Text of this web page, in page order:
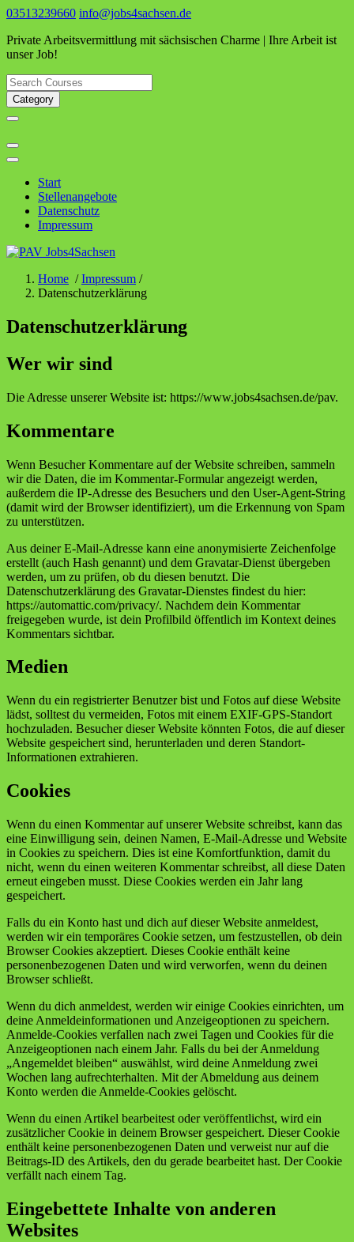
Skip
content
03513239660 info@jobs4sachsen.de
Private Arbeitsvermittlung mit sächsischen Charme | Ihre Arbeit ist
unser Job!
Category
Start
Stellenangebote
Datenschutz
Impressum
Home /Impressum /
Datenschutzerklärung
Datenschutzerklärung
Wer wir sind
Die Adresse unserer Website ist: https://www.jobs4sachsen.de/pav.
Kommentare
Wenn Besucher Kommentare auf der Website schreiben, sammeln
wir die Daten, die im Kommentar-Formular angezeigt werden,
außerdem die IP-Adresse des Besuchers und den User-Agent-String
(damit wird der Browser identifiziert), um die Erkennung von Spam
zu unterstützen.
Aus deiner E-Mail-Adresse kann eine anonymisierte Zeichenfolge
erstellt (auch Hash genannt) und dem Gravatar-Dienst übergeben
werden, um zu prüfen, ob du diesen benutzt. Die
Datenschutzerklärung des Gravatar-Dienstes findest du hier:
https://automattic.com/privacy/. Nachdem dein Kommentar
freigegeben wurde, ist dein Profilbild öffentlich im Kontext deines
Kommentars sichtbar.
Medien
Wenn du ein registrierter Benutzer bist und Fotos auf diese Website
lädst, solltest du vermeiden, Fotos mit einem EXIF-GPS-Standort
hochzuladen. Besucher dieser Website könnten Fotos, die auf dieser
Website gespeichert sind, herunterladen und deren Standort-
Informationen extrahieren.
Cookies
Wenn du einen Kommentar auf unserer Website schreibst, kann das
eine Einwilligung sein, deinen Namen, E-Mail-Adresse und Website
in Cookies zu speichern. Dies ist eine Komfortfunktion, damit du
nicht, wenn du einen weiteren Kommentar schreibst, all diese Daten
erneut eingeben musst. Diese Cookies werden ein Jahr lang
gespeichert.
Falls du ein Konto hast und dich auf dieser Website anmeldest,
werden wir ein temporäres Cookie setzen, um festzustellen, ob dein
Browser Cookies akzeptiert. Dieses Cookie enthält keine
personenbezogenen Daten und wird verworfen, wenn du deinen
Browser schließt.
Wenn du dich anmeldest, werden wir einige Cookies einrichten, um
deine Anmeldeinformationen und Anzeigeoptionen zu speichern.
Anmelde-Cookies verfallen nach zwei Tagen und Cookies für die
Anzeigeoptionen nach einem Jahr. Falls du bei der Anmeldung
„Angemeldet bleiben“ auswählst, wird deine Anmeldung zwei
Wochen lang aufrechterhalten. Mit der Abmeldung aus deinem
Konto werden die Anmelde-Cookies gelöscht.
Wenn du einen Artikel bearbeitest oder veröffentlichst, wird ein
zusätzlicher Cookie in deinem Browser gespeichert. Dieser Cookie
enthält keine personenbezogenen Daten und verweist nur auf die
Beitrags-ID des Artikels, den du gerade bearbeitet hast. Der Cookie
verfällt nach einem Tag.
Eingebettete Inhalte von anderen
Websites